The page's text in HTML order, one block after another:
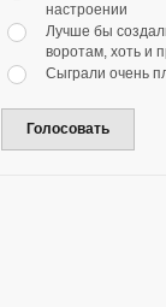
настроении
Лучше бы
воротам, хоть и
Сыграли очень
Голосовать